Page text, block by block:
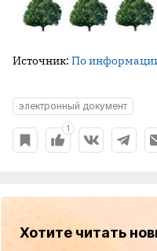
Источник: По
электронный документ
1
Хотите читать